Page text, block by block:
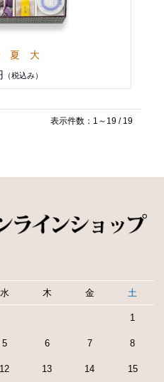
夏 大
（税込み）
表示件数：1～19 / 19
水 木 金 土
1
5 6 7 8
12 13 14 15